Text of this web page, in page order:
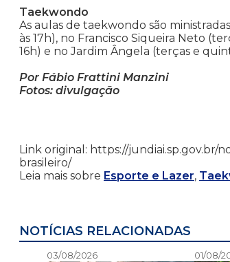
Taekwondo
As aulas de taekwondo são
às 17h), no Francisco Siqueira Neto
16h) e no Jardim Ângela (terças e
Por Fábio Frattini Manzini
Fotos: divulgação
Link original: https://
brasileiro/
Leia mais sobre Esporte e Lazer,
NOTÍCIAS RELACIONADAS
03/08/2026 01/08/